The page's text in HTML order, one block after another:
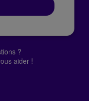
?
aider !